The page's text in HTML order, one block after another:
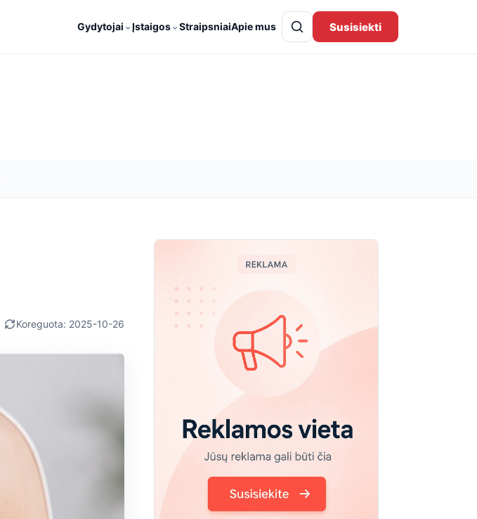
Gydytojai ⌄Įstaigos⌄StraipsniaiApie mus Susisiekti
Koreguota: 2025-10-26